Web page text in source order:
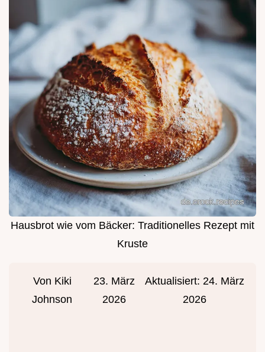
Hausbrot wie vom Bäcker: Traditionelles Rezept mit
Kruste
Von Kiki
Johnson
23. März
2026
Aktualisiert: 24. März
2026